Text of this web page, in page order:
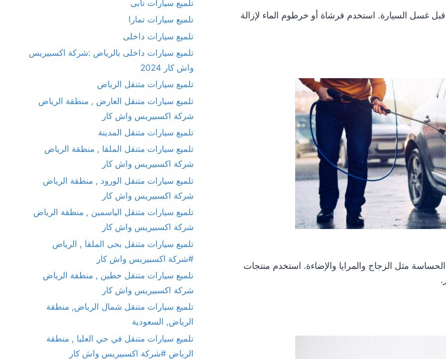
غسل السيارة. استخدم فرشاة أو خرطوم الماء لإزالة
مثل الزجاج والمرايا والإضاءة. استخدم منتجات
تلميع سيارات تابى
تلميع سيارات تمارا
تلميع سيارات داخلى
تلميع سيارات داخلى بالرياض :شركة اكسبيريس
واش كار 2024
تلميع سيارات متنقل الرياض
تلميع سيارات متنقل العارض , منطقة الرياض
شركة اكسبيريس واش كار
تلميع سيارات متنقل المدينة
تلميع سيارات متنقل الملقا , منطقة الرياض
شركة اكسبيريس واش كار
تلميع سيارات متنقل الورود , منطقة الرياض
شركة اكسبيريس واش كار
تلميع سيارات متنقل الياسمين , منطقة الرياض
شركة اكسبيريس واش كار
تلميع سيارات متنقل بحى الملقا , الرياض
#شركة اكسبيريس واش كار
تلميع سيارات متنقل حطين , منطقة الرياض
شركة اكسبيريس واش كار
تلميع سيارات متنقل شمال الرياض, منطقة
الرياض, السعودية
تلميع سيارات متنقل في حي العليا , منطقة
الرياض #شركة اكسبيريس واش كار